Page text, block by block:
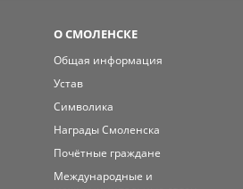
О СМОЛЕНСКЕ
Общая информация
Устав
Символика
Награды Смоленска
Почётные граждане
Международные и